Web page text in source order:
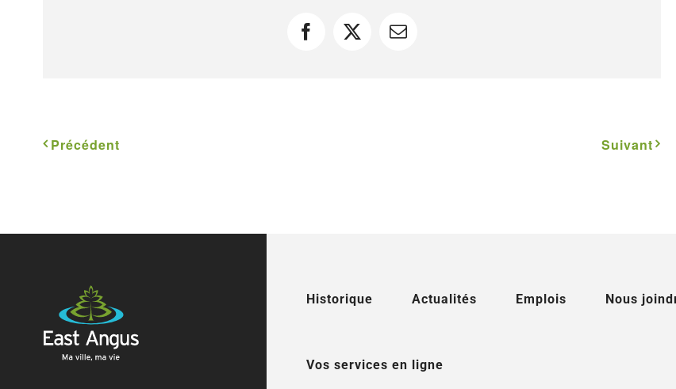
Facebook
X Courriel
Précédent Suivant
Historique Actualités Emplois Nous
Vos services en ligne